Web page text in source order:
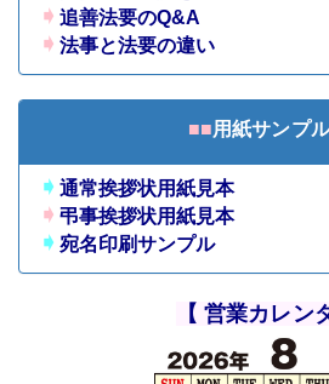
➧追善法要のQ&A
➧法事と法要の違い
■■用紙サンプ
➧通常挨拶状用紙見本
➧弔事挨拶状用紙見本
➧宛名印刷サンプル
【 営業カレン